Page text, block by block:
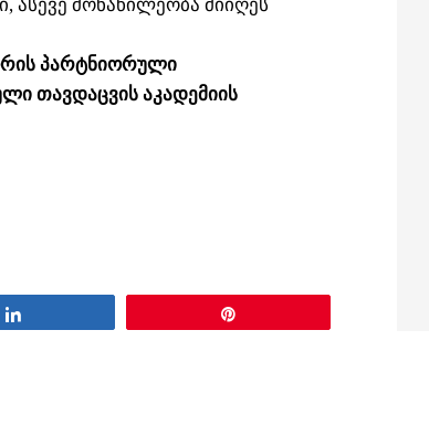
პარტნიორული
თავდაცვის აკადემიის